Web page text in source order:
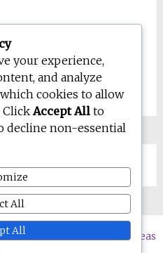
| Personal Blog & Digital Ideas
your experience,
and analyze
cookies to allow
ClickAccept All to
decline non-essential
All
All